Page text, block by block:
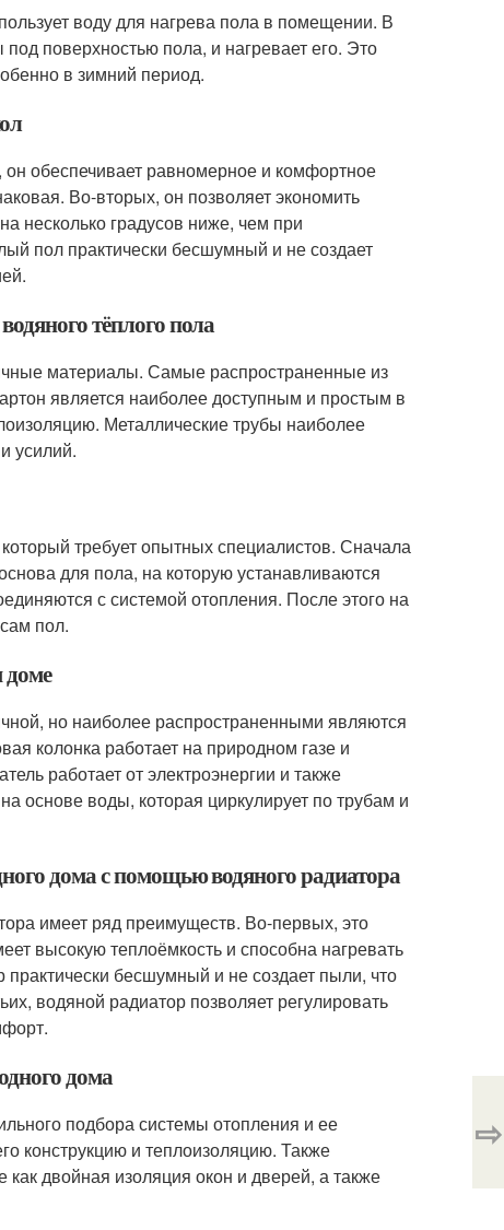
воду для нагрева пола в помещении. В
поверхностью пола, и нагревает его. Это
в зимний период.
обеспечивает равномерное и комфортное
Во-вторых, он позволяет экономить
несколько градусов ниже, чем при
пол практически бесшумный и не создает
тёплого пола
материалы. Самые распространенные из
является наиболее доступным и простым в
Металлические трубы наиболее
усилий.
требует опытных специалистов. Сначала
для пола, на которую устанавливаются
с системой отопления. После этого на
пол.
доме
но наиболее распространенными являются
колонка работает на природном газе и
работает от электроэнергии и также
основе воды, которая циркулирует по трубам и
дома с помощью водяного радиатора
имеет ряд преимуществ. Во-первых, это
высокую теплоёмкость и способна нагревать
бесшумный и не создает пыли, что
водяной радиатор позволяет регулировать
дома
подбора системы отопления и ее
конструкцию и теплоизоляцию. Также
двойная изоляция окон и дверей, а также
⇨